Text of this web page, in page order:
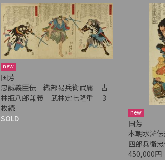
new
国芳
忠誠義臣伝 織部易兵衛武庸 古
林瓶八郎兼義 武林定七隆重 3
枚続
SOLD
new
国芳
本朝水滸
四郎兵衛
450,000円